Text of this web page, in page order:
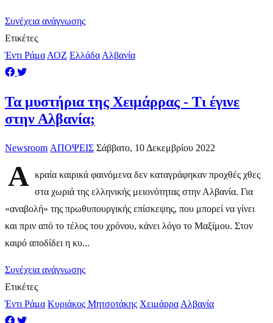
Συνέχεια ανάγνωσης
Ετικέτες
Έντι Ράμα ΑΟΖ Ελλάδα Αλβανία
​Τα μυστήρια της Χειμάρρας - Τι έγινε
στην Αλβανία;
Newsroom ΑΠΟΨΕΙΣ Σάββατο, 10 Δεκεμβρίου 2022
Α
κραία καιρικά φαινόμενα δεν καταγράφηκαν προχθές χθες
στα χωριά της ελληνικής μειονότητας στην Αλβανία. Για
«αναβολή» της πρωθυπουργικής επίσκεψης, που μπορεί να γίνει
και πριν από το τέλος του χρόνου, κάνει λόγο το Μαξίμου. Στον
καιρό αποδίδει η κυ...
Συνέχεια ανάγνωσης
Ετικέτες
Έντι Ράμα Κυριάκος Μητσοτάκης Χειμάρρα Αλβανία